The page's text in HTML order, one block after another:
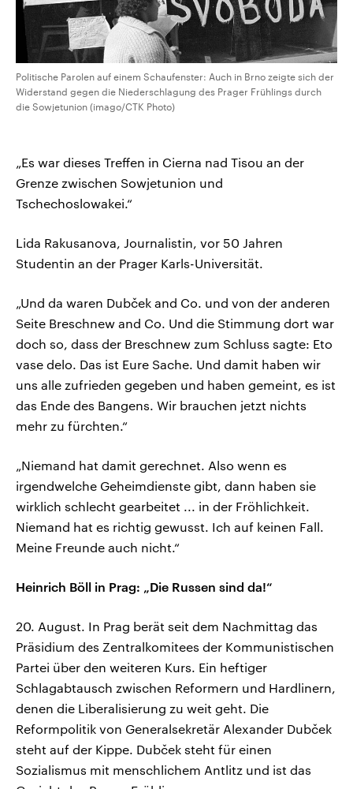
Politische Parolen auf einem Schaufenster: Auch in Brno zeigte sich der
Widerstand gegen die Niederschlagung des Prager Frühlings durch
die Sowjetunion (imago/CTK Photo)
„Es war dieses Treffen in Cierna nad Tisou an der
Grenze zwischen Sowjetunion und
Tschechoslowakei.“
Lida Rakusanova, Journalistin, vor 50 Jahren
Studentin an der Prager Karls-Universität.
„Und da waren Dubček and Co. und von der anderen
Seite Breschnew and Co. Und die Stimmung dort war
doch so, dass der Breschnew zum Schluss sagte: Eto
vase delo. Das ist Eure Sache. Und damit haben wir
uns alle zufrieden gegeben und haben gemeint, es ist
das Ende des Bangens. Wir brauchen jetzt nichts
mehr zu fürchten.“
„Niemand hat damit gerechnet. Also wenn es
irgendwelche Geheimdienste gibt, dann haben sie
wirklich schlecht gearbeitet ... in der Fröhlichkeit.
Niemand hat es richtig gewusst. Ich auf keinen Fall.
Meine Freunde auch nicht.“
Heinrich Böll in Prag: „Die Russen sind da!“
20. August. In Prag berät seit dem Nachmittag das
Präsidium des Zentralkomitees der Kommunistischen
Partei über den weiteren Kurs. Ein heftiger
Schlagabtausch zwischen Reformern und Hardlinern,
denen die Liberalisierung zu weit geht. Die
Reformpolitik von Generalsekretär Alexander Dubček
steht auf der Kippe. Dubček steht für einen
Sozialismus mit menschlichem Antlitz und ist das